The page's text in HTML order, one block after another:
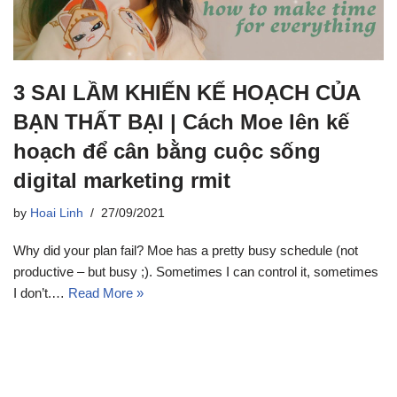
3 SAI LẦM KHIẾN KẾ HOẠCH CỦA
BẠN THẤT BẠI | Cách Moe lên kế
hoạch để cân bằng cuộc sống
digital marketing rmit
by Hoai Linh 27/09/2021
Why did your plan fail? Moe has a pretty busy schedule (not
productive – but busy ;). Sometimes I can control it, sometimes
I don’t.… Read More »